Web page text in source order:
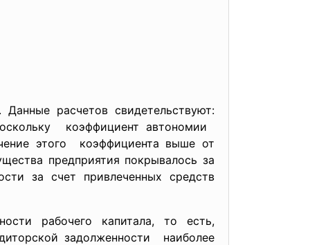
расчетов свидетельствуют:
коэффициент автономии
этого коэффициента выше от
предприятия покрывалось за
за счет привлеченных средств
рабочего капитала, то есть,
задолженности наиболее